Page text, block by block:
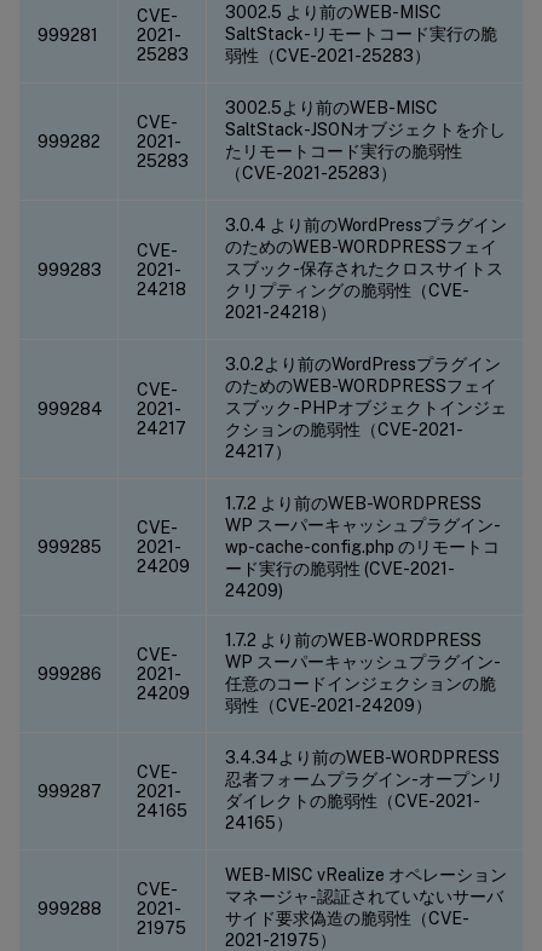
999281
CVE-
2021-
25283
3002.5 より前のWEB-MISC
SaltStack-リモートコード実行の脆
弱性（CVE-2021-25283）
999282
CVE-
2021-
25283
3002.5より前のWEB-MISC
SaltStack-JSONオブジェクトを介し
たリモートコード実行の脆弱性
（CVE-2021-25283）
999283
CVE-
2021-
24218
3.0.4 より前のWordPressプラグイン
のためのWEB-WORDPRESSフェイ
スブック-保存されたクロスサイトス
クリプティングの脆弱性（CVE-
2021-24218）
999284
CVE-
2021-
24217
3.0.2より前のWordPressプラグイン
のためのWEB-WORDPRESSフェイ
スブック-PHPオブジェクトインジェ
クションの脆弱性（CVE-2021-
24217）
999285
CVE-
2021-
24209
1.7.2 より前のWEB-WORDPRESS
WP スーパーキャッシュプラグイン-
wp-cache-config.php のリモートコ
ード実行の脆弱性 (CVE-2021-
24209)
999286
CVE-
2021-
24209
1.7.2 より前のWEB-WORDPRESS
WP スーパーキャッシュプラグイン-
任意のコードインジェクションの脆
弱性（CVE-2021-24209）
999287
CVE-
2021-
24165
3.4.34より前のWEB-WORDPRESS
忍者フォームプラグイン-オープンリ
ダイレクトの脆弱性（CVE-2021-
24165）
999288
CVE-
2021-
21975
WEB-MISC vRealize オペレーション
マネージャ-認証されていないサーバ
サイド要求偽造の脆弱性（CVE-
2021-21975）